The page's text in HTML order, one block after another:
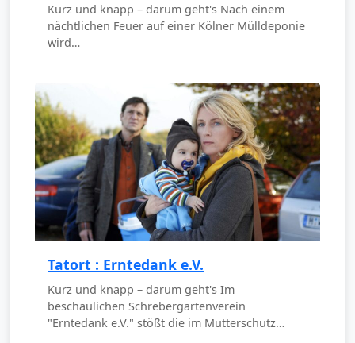
Kurz und knapp – darum geht's Nach einem
nächtlichen Feuer auf einer Kölner Mülldeponie
wird…
Tatort : Erntedank e.V.
Kurz und knapp – darum geht's Im
beschaulichen Schrebergartenverein
"Erntedank e.V." stößt die im Mutterschutz…